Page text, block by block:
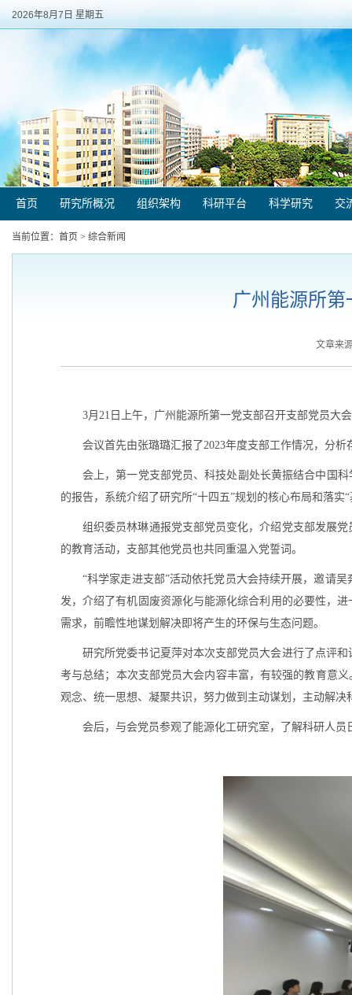
2026年8月7日 星期五
首页 研究所概况 组织架构 科研平台 科学研究 交
当前位置： 首页 > 综合新闻
广州能源所第
文章来
3月21日上午，广州能源所第一党支部召开支部党员大
会议首先由张璐璐汇报了2023年度支部工作情况，分
会上，第一党支部党员、科技处副处长黄振结合中国
的报告，系统介绍了研究所“十四五”规划的核心布局和落实
组织委员林琳通报党支部党员变化，介绍党支部发展
的教育活动，支部其他党员也共同重温入党誓词。
“科学家走进支部”活动依托党员大会持续开展，邀请
发，介绍了有机固废资源化与能源化综合利用的必要性，
需求，前瞻性地谋划解决即将产生的环保与生态问题。
研究所党委书记夏萍对本次支部党员大会进行了点评
考与总结；本次支部党员大会内容丰富，有较强的教育意
观念、统一思想、凝聚共识，努力做到主动谋划，主动解
会后，与会党员参观了能源化工研究室，了解科研人员